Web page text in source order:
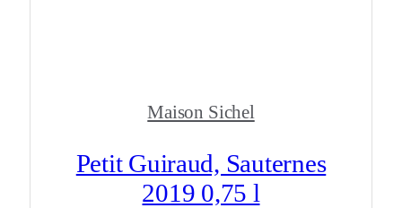
Maison Sichel
Petit Guiraud, Sauternes
2019 0,75 l